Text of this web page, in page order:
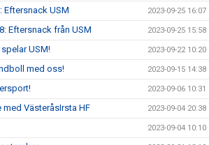
Eftersnack USM 2023-09-25 16:07
Eftersnack från USM 2023-09-25 15:58
USM! 2023-09-22 10:20
med oss! 2023-09-15 14:38
2023-09-06 10:31
VästeråsIrsta HF 2023-09-04 20:38
2023-09-04 10:10